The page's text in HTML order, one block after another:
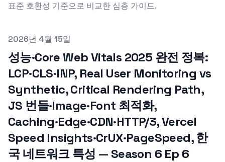
표준 호환성 기준으로 비교한 심층 가이드.
Published on
2026년 4월 15일
성능·Core Web Vitals 2025 완전 정복:
LCP·CLS·INP, Real User Monitoring vs
Synthetic, Critical Rendering Path,
JS 번들·Image·Font 최적화,
Caching·Edge·CDN·HTTP/3, Vercel
Speed Insights·CrUX·PageSpeed, 한
국 네트워크 특성 — Season 6 Ep 6